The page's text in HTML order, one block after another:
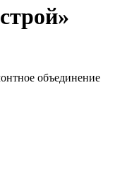
объединение